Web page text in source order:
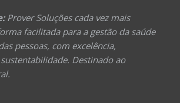
Prover Soluções cada vez mais
facilitada para a gestão da saúde
pessoas, com excelência,
Destinado ao